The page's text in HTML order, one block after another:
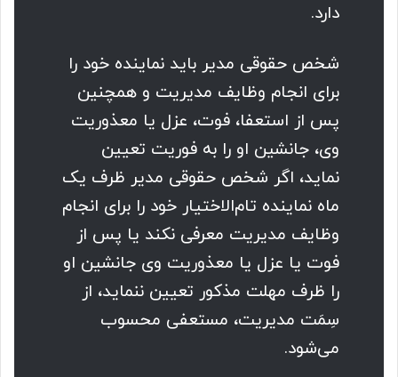
دارد.
شخص حقوقی مدیر باید نماینده خود را
برای انجام وظایف مدیریت و همچنین
پس از استعفا، فوت، عزل یا معذوریت
وی، جانشین او را به فوریت تعیین
نماید، اگر شخص حقوقی مدیر ظرف یک
ماه نماینده تام‌الاختیار خود را برای انجام
وظایف مدیریت معرفی نکند یا پس از
فوت یا عزل یا معذوریت وی جانشین او
را ظرف مهلت مذکور تعیین ننماید، از
سِمَت مدیریت، مستعفی محسوب
می‌شود.